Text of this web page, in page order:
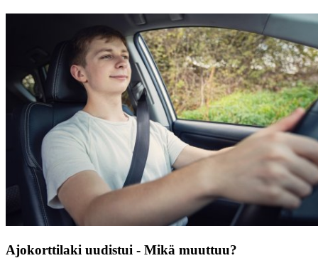
Ajokorttilaki uudistui - Mikä muuttuu?